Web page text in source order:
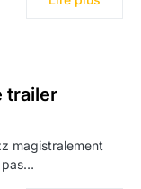
trailer
magistralement
pas…